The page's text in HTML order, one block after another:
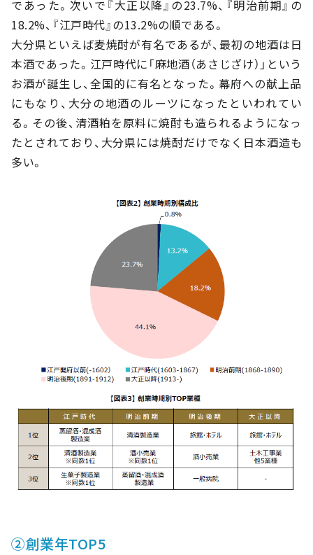
であった。次いで『大正以降』の23.7%、『明治前期』の
18.2%、『江戸時代』の13.2%の順である。
大分県といえば麦焼酎が有名であるが、最初の地酒は日
本酒であった。江戸時代に「麻地酒（あさじざけ）」という
お酒が誕生し、全国的に有名となった。幕府への献上品
にもなり、大分の地酒のルーツになったといわれてい
る。その後、清酒粕を原料に焼酎も造られるようになっ
たとされており、大分県には焼酎だけでなく日本酒造も
多い。
②創業年TOP5